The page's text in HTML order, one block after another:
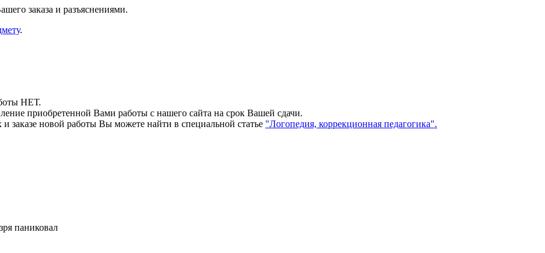
заказа и разъяснениями.
.
НЕТ.
приобретенной Вами работы с нашего сайта на срок Вашей сдачи.
новой работы Вы можете найти в специальной статье "Логопедия, коррекционная педагогика".
паниковал